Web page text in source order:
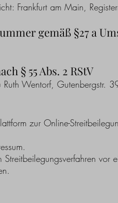
Frankfurt am Main,
gemäß §27 a
§ 55 Abs. 2 RStV
Ruth Wentorf,
zur Online-
vor